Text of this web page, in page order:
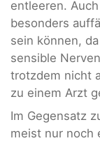
entleeren.
besonders
sein können,
sensible
trotzdem nicht
zu einem Arzt
Im Gegensatz
meist nur noch